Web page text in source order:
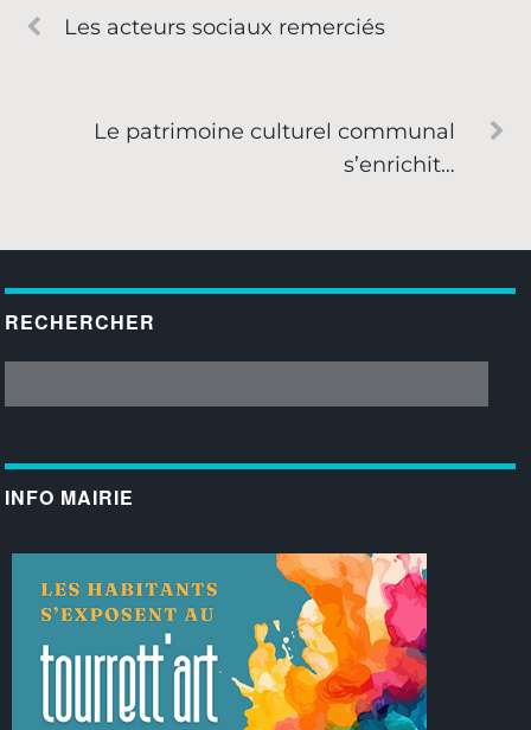
Les acteurs sociaux remerciés
Le patrimoine culturel communal
s’enrichit…
RECHERCHER
INFO MAIRIE